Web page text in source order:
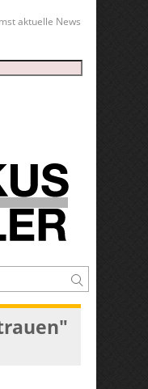
aktuelle News